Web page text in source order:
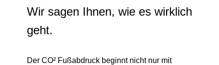
Wir sagen Ihnen, wie es wirklich
geht.
Der CO² Fußabdruck beginnt nicht nur mit